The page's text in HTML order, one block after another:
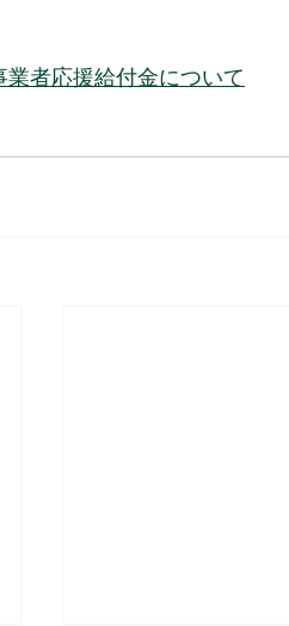
者応援給付金について